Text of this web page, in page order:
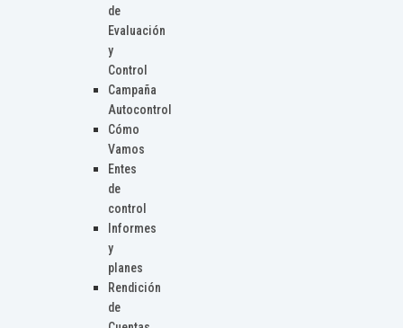
de
Evaluación
y
Control
Campaña
Autocontrol
Cómo
Vamos
Entes
de
control
Informes
y
planes
Rendición
de